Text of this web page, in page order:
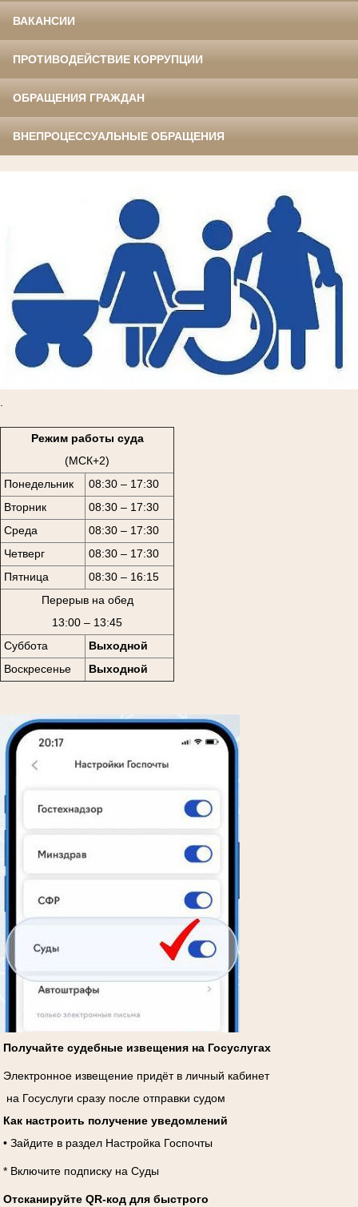
ВАКАНСИИ
ПРОТИВОДЕЙСТВИЕ КОРРУПЦИИ
ОБРАЩЕНИЯ ГРАЖДАН
ВНЕПРОЦЕССУАЛЬНЫЕ ОБРАЩЕНИЯ
Режим работы суда
(МСК+2)
Понедельник
08:30 – 17:30
Вторник
08:30 – 17:30
Среда
08:30 – 17:30
Четверг
08:30 – 17:30
Пятница
08:30 – 16:15
Перерыв на обед
13:00 – 13:45
Суббота
Выходной
Воскресенье
Выходной
Получайте судебные извещения на Госуслугах
Электронное извещение придёт в личный кабинет
на Госуслуги сразу после отправки судом
Как настроить получение уведомлений
• Зайдите в раздел Настройка Госпочты
* Включите подписку на Суды
Отсканируйте QR-код для быстрого